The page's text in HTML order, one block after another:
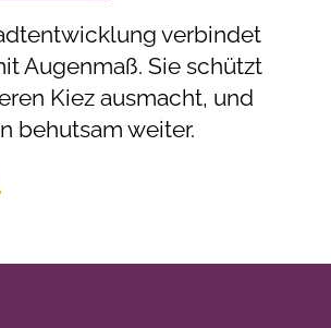
verbindet
Augenmaß. Sie schützt
Kiez ausmacht, und
behutsam weiter.